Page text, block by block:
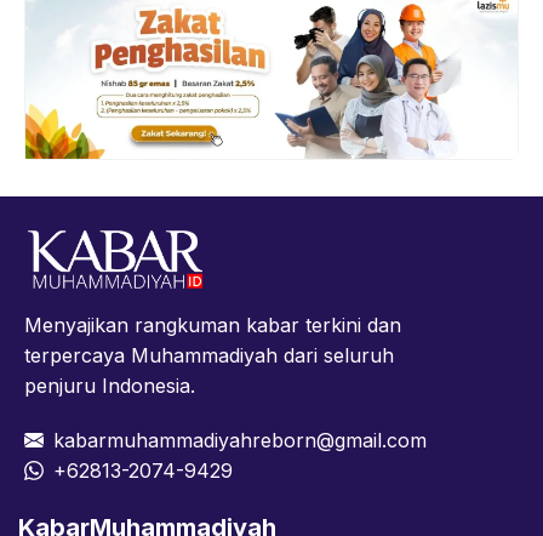
Menyajikan rangkuman kabar terkini dan
terpercaya Muhammadiyah dari seluruh
penjuru Indonesia.
kabarmuhammadiyahreborn@gmail.com
+62813-2074-9429
KabarMuhammadiyah